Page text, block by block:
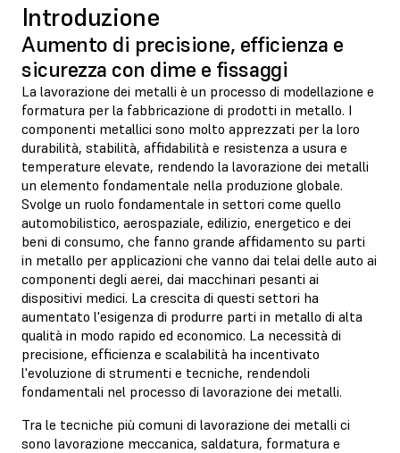
Introduzione
Aumento di precisione, efficienza e
sicurezza con dime e fissaggi
La lavorazione dei metalli è un processo di modellazione e
formatura per la fabbricazione di prodotti in metallo. I
componenti metallici sono molto apprezzati per la loro
durabilità, stabilità, affidabilità e resistenza a usura e
temperature elevate, rendendo la lavorazione dei metalli
un elemento fondamentale nella produzione globale.
Svolge un ruolo fondamentale in settori come quello
automobilistico, aerospaziale, edilizio, energetico e dei
beni di consumo, che fanno grande affidamento su parti
in metallo per applicazioni che vanno dai telai delle auto ai
componenti degli aerei, dai macchinari pesanti ai
dispositivi medici. La crescita di questi settori ha
aumentato l'esigenza di produrre parti in metallo di alta
qualità in modo rapido ed economico. La necessità di
precisione, efficienza e scalabilità ha incentivato
l'evoluzione di strumenti e tecniche, rendendoli
fondamentali nel processo di lavorazione dei metalli.
Tra le tecniche più comuni di lavorazione dei metalli ci
sono lavorazione meccanica, saldatura, formatura e